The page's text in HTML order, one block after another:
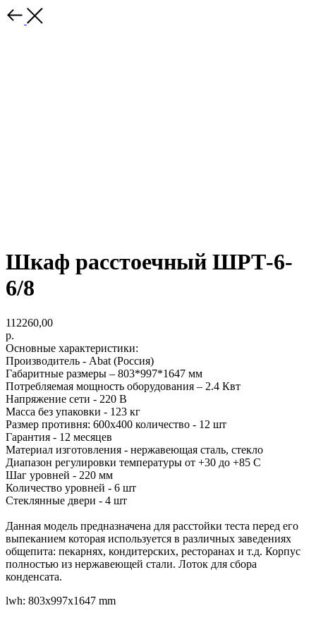
Шкаф расстоечный ШРТ-6-
6/8
112260,00
р.
Основные характеристики:
Производитель - Abat (Россия)
Габаритные размеры – 803*997*1647 мм
Потребляемая мощность оборудования – 2.4 Квт
Напряжение сети - 220 В
Масса без упаковки - 123 кг
Размер противня: 600х400 количество - 12 шт
Гарантия - 12 месяцев
Материал изготовления - нержавеющая сталь, стекло
Диапазон регулировки температуры от +30 до +85 С
Шаг уровней - 220 мм
Количество уровней - 6 шт
Стеклянные двери - 4 шт
Данная модель предназначена для расстойки теста перед его
выпеканием которая используется в различных заведениях
общепита: пекарнях, кондитерских, ресторанах и т.д. Корпус
полностью из нержавеющей стали. Лоток для сбора
конденсата.
lwh: 803x997x1647 mm